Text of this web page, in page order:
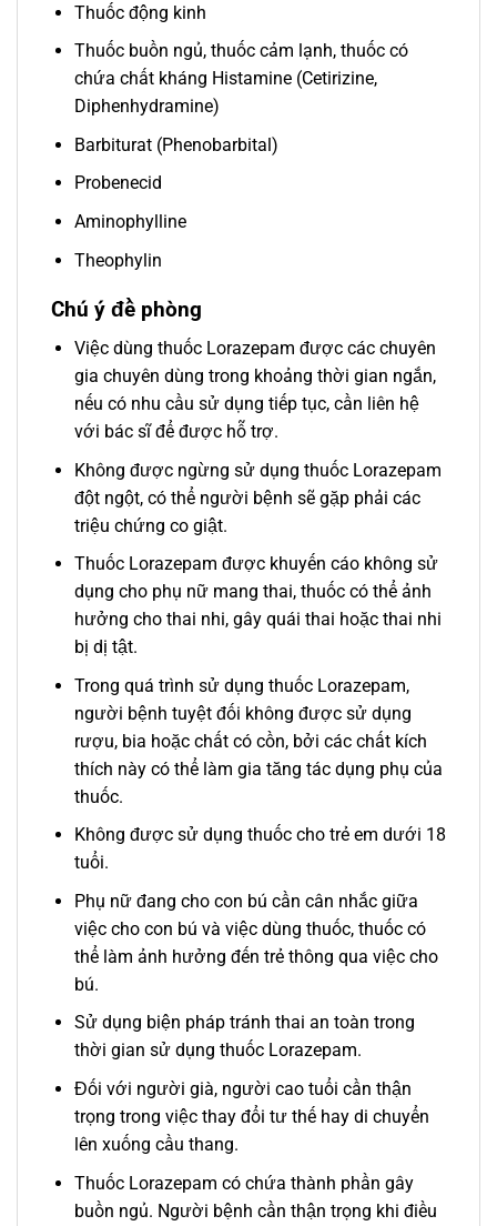
Thuốc động kinh
Thuốc buồn ngủ, thuốc cảm lạnh, thuốc có
chứa chất kháng Histamine (Cetirizine,
Diphenhydramine)
Barbiturat (Phenobarbital)
Probenecid
Aminophylline
Theophylin
Chú ý đề phòng
Việc dùng thuốc Lorazepam được các chuyên
gia chuyên dùng trong khoảng thời gian ngắn,
nếu có nhu cầu sử dụng tiếp tục, cần liên hệ
với bác sĩ để được hỗ trợ.
Không được ngừng sử dụng thuốc Lorazepam
đột ngột, có thể người bệnh sẽ gặp phải các
triệu chứng co giật.
Thuốc Lorazepam được khuyến cáo không sử
dụng cho phụ nữ mang thai, thuốc có thể ảnh
hưởng cho thai nhi, gây quái thai hoặc thai nhi
bị dị tật.
Trong quá trình sử dụng thuốc Lorazepam,
người bệnh tuyệt đối không được sử dụng
rượu, bia hoặc chất có cồn, bởi các chất kích
thích này có thể làm gia tăng tác dụng phụ của
thuốc.
Không được sử dụng thuốc cho trẻ em dưới 18
tuổi.
Phụ nữ đang cho con bú cần cân nhắc giữa
việc cho con bú và việc dùng thuốc, thuốc có
thể làm ảnh hưởng đến trẻ thông qua việc cho
bú.
Sử dụng biện pháp tránh thai an toàn trong
thời gian sử dụng thuốc Lorazepam.
Đối với người già, người cao tuổi cần thận
trọng trong việc thay đổi tư thế hay di chuyển
lên xuống cầu thang.
Thuốc Lorazepam có chứa thành phần gây
buồn ngủ. Người bệnh cần thận trọng khi điều